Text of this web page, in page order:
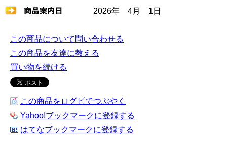
2026年 4月 1日
この商品について問い合わせる
この商品を友達に教える
買い物を続ける
この商品をログピでつぶやく
Yahoo!ブックマークに登録する
はてなブックマークに登録する